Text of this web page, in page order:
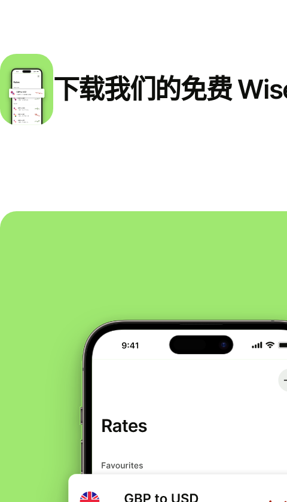
下载我们的免费